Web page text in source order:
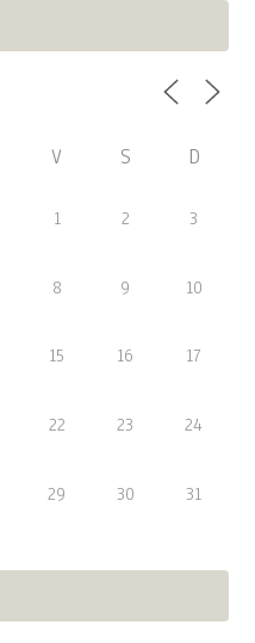
V S D
1 2 3
8 9 10
15 16 17
22 23 24
29 30 31